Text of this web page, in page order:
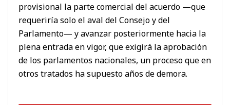
provisional la parte comercial del acuerdo —que
requeriría solo el aval del Consejo y del
Parlamento— y avanzar posteriormente hacia la
plena entrada en vigor, que exigirá la aprobación
de los parlamentos nacionales, un proceso que en
otros tratados ha supuesto años de demora.